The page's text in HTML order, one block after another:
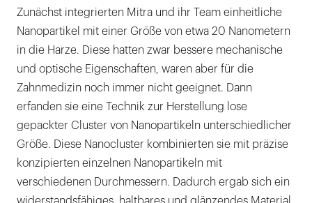
Zunächst integrierten Mitra und ihr Team einheitliche
Nanopartikel mit einer Größe von etwa 20 Nanometern
in die Harze. Diese hatten zwar bessere mechanische
und optische Eigenschaften, waren aber für die
Zahnmedizin noch immer nicht geeignet. Dann
erfanden sie eine Technik zur Herstellung lose
gepackter Cluster von Nanopartikeln unterschiedlicher
Größe. Diese Nanocluster kombinierten sie mit präzise
konzipierten einzelnen Nanopartikeln mit
verschiedenen Durchmessern. Dadurch ergab sich ein